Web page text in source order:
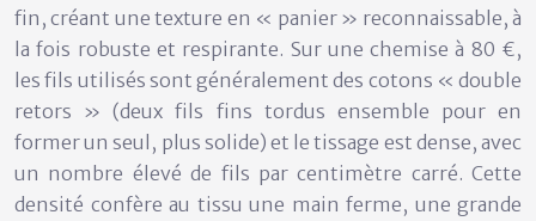
fin, créant une texture en « panier » reconnaissable, à
la fois robuste et respirante. Sur une chemise à 80 €,
les fils utilisés sont généralement des cotons « double
retors » (deux fils fins tordus ensemble pour en
former un seul, plus solide) et le tissage est dense, avec
un nombre élevé de fils par centimètre carré. Cette
densité confère au tissu une main ferme, une grande